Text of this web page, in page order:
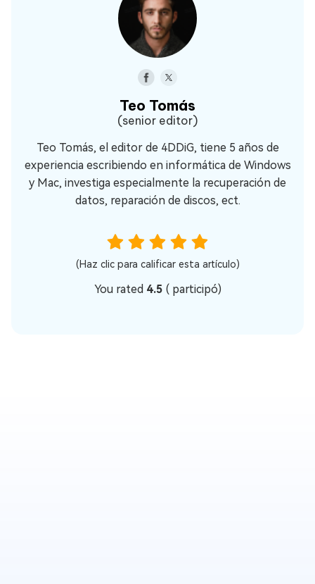
Teo Tomás
(senior editor)
Teo Tomás, el editor de 4DDiG, tiene 5 años de
experiencia escribiendo en informática de Windows
y Mac, investiga especialmente la recuperación de
datos, reparación de discos, ect.
(Haz clic para calificar esta artículo)
You rated 4.5 (participó)